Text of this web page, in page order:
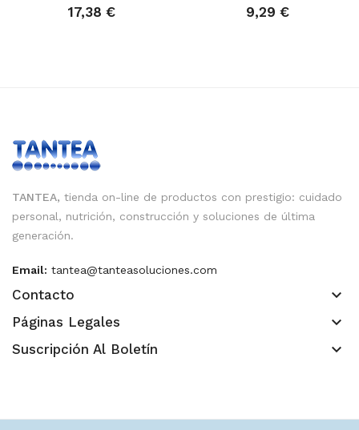
17,38 € 9,29 €
TANTEA, tienda on-line de productos con prestigio: cuidado
personal, nutrición, construcción y soluciones de última
generación.
Email: tantea@tanteasoluciones.com
Contacto keyboard_arrow_down
Páginas Legales keyboard_arrow_down
Suscripción Al Boletín keyboard_arrow_down